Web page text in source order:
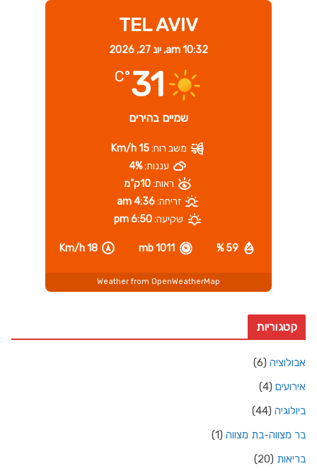
TEL AVIV
10:32 am, יונ 27, 2026
31
°C
שמיים בהירים
59 %
1011 mb
18 Km/h
משב רוח:15 Km/h
עננות:4%
ראות:10ק"מ
זריחה:4:36 am
שקיעה:6:50 pm
Weather from OpenWeatherMap
קטגוריות
אבולוציה (6)
אירועים (4)
ביולוגיה (44)
בר מצווה-בת מצווה (1)
בריאות (20)